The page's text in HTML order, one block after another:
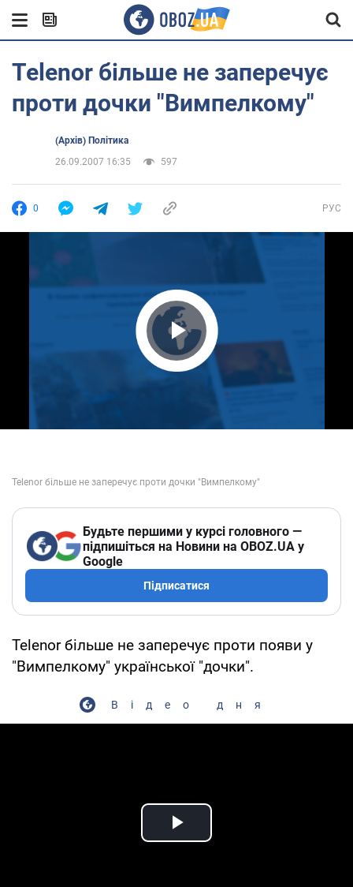
Telenor більше не заперечує
проти дочки "Вимпелкому"
(Архів) Політика
26.09.2007 16:35
597
0 РУС
Play Video
Будьте першими у курсі головного —
підпишіться на Новини на OBOZ.UA у
Google
Підписатися
Telenor більше не заперечує проти появи у
"Вимпелкому" української "дочки".
Відео дня
Play Video